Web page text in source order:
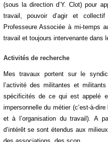
(sous la direction d’Y. Clot) pour
travail, pouvoir d’agir et
Professeure Associée à mi-temps
travail et toujours intervenante dans
Activités de recherche
Mes travaux portent sur le
l’activité des militantes et
spécificités de ce qui est appelé
impersonnelle du métier (c’est-à-
et à l’organisation du travail). A
d’intérêt se sont étendus aux